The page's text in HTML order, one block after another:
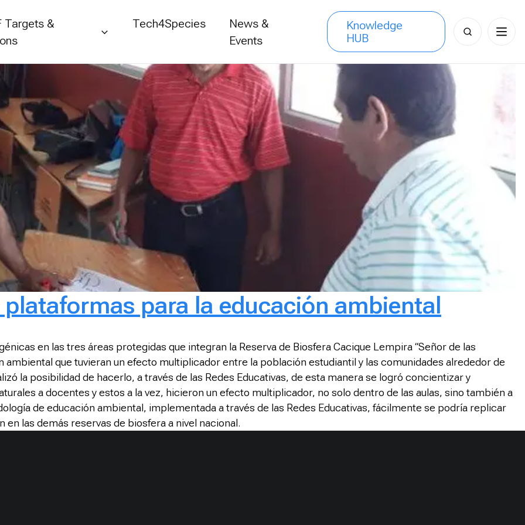
Targets &
Tech4Species
News &
Events
Knowledge
HUB
Search
for:
para la educación ambiental
en las tres áreas protegidas que integran la Reserva de Biosfera Cacique Lempira “Señor de las
ambiental que tuvieran un efecto multiplicador entre la población estudiantil y las comunidades alrededor de
la posibilidad de hacerlo, a través de las Redes Educativas, de esta manera se logró concientizar y
a docentes y estos a la vez, hicieron un efecto multiplicador, no solo dentro de las aulas, sino también a
de educación ambiental, implementada a través de las Redes Educativas, fácilmente se podría replicar
las demás reservas de biosfera a nivel nacional.